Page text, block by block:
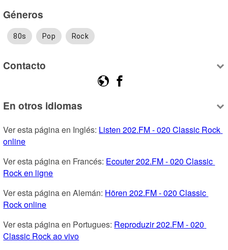
Géneros
80s Pop Rock
Contacto
En otros idiomas
Ver esta página en Inglés: Listen 202.FM - 020 Classic Rock
online
Ver esta página en Francés: Ecouter 202.FM - 020 Classic
Rock en ligne
Ver esta página en Alemán: Hören 202.FM - 020 Classic
Rock online
Ver esta página en Portugues: Reproduzir 202.FM - 020
Classic Rock ao vivo